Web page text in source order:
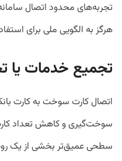
تجربه‌های محدود اتصال
هرگز به الگویی ملی برای
تجمیع خدمات یا
اتصال کارت سوخت به کارت
سوخت‌گیری و کاهش تعداد
سطحی عمیق‌تر بخشی از یک